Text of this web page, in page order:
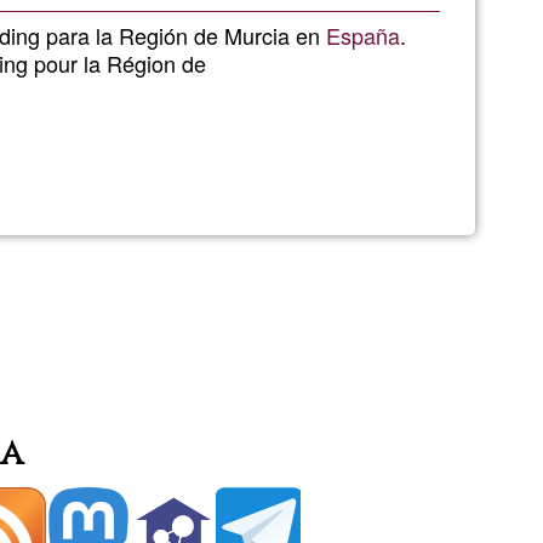
para la Región de Murcia en España.
pour la Région de
de